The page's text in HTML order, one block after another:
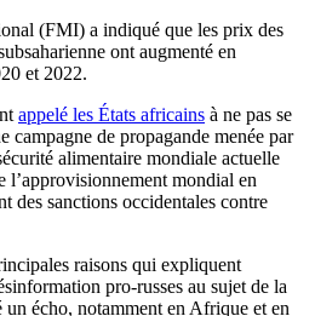
(FMI) a indiqué que les prix des
ont augmenté en
et 2022.
appelé les États africains à ne pas se
campagne de propagande menée par
alimentaire mondiale actuelle
l’approvisionnement mondial en
des sanctions occidentales contre
raisons qui expliquent
pro-russes au sujet de la
écho, notamment en Afrique et en